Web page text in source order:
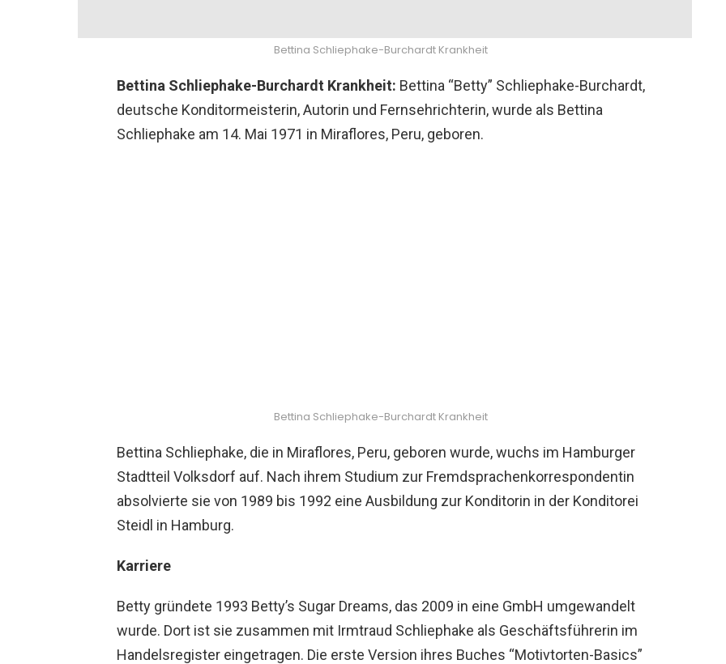
Bettina Schliephake-Burchardt Krankheit
Bettina Schliephake-Burchardt Krankheit: Bettina “Betty” Schliephake-Burchardt,
deutsche Konditormeisterin, Autorin und Fernsehrichterin, wurde als Bettina
Schliephake am 14. Mai 1971 in Miraflores, Peru, geboren.
Bettina Schliephake-Burchardt Krankheit
Bettina Schliephake, die in Miraflores, Peru, geboren wurde, wuchs im Hamburger
Stadtteil Volksdorf auf. Nach ihrem Studium zur Fremdsprachenkorrespondentin
absolvierte sie von 1989 bis 1992 eine Ausbildung zur Konditorin in der Konditorei
Steidl in Hamburg.
Karriere
Betty gründete 1993 Betty’s Sugar Dreams, das 2009 in eine GmbH umgewandelt
wurde. Dort ist sie zusammen mit Irmtraud Schliephake als Geschäftsführerin im
Handelsregister eingetragen. Die erste Version ihres Buches “Motivtorten-Basics”